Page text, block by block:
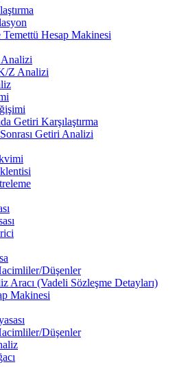
Temettü Hesap Makinesi
Z Analizi
Getiri Karşılaştırma
Getiri Analizi
Düşenler
Aracı (Vadeli Sözleşme Detayları)
Makinesi
Düşenler